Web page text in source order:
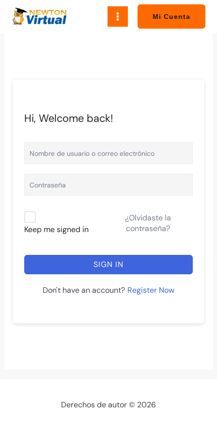
Mi Cuenta
Hi, Welcome back!
Keep me signed in
¿Olvidaste la
contraseña?
SIGN IN
Don't have an account? Register Now
Derechos de autor © 2026